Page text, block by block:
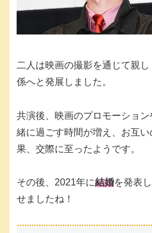
二人は映画の撮影を通じて親
係へと発展しました。
共演後、映画のプロモーショ
緒に過ごす時間が増え、お互
果、交際に至ったようです。
その後、2021年に結婚を発表
せましたね！